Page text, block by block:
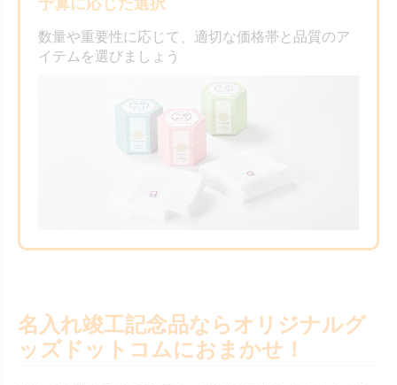
予算に応じた選択
数量や重要性に応じて、適切な価格帯と品質のア
イテムを選びましょう
名入れ竣工記念品ならオリジナルグ
ッズドットコムにおまかせ！